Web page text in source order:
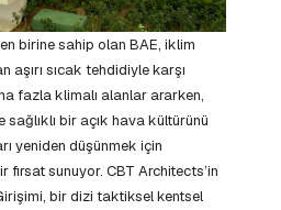
birine sahip olan BAE, iklim
aşırı sıcak tehdidiyle karşı
fazla klimalı alanlar ararken,
bir açık hava kültürünü
yeniden düşünmek için
sunuyor. CBT Architects’in
bir dizi taktiksel kentsel